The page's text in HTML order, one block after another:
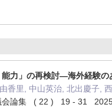
能力」の再検討―海外経験
香里, 中山英治, 北出慶子,
会論集 ( 22 ) 19 - 31